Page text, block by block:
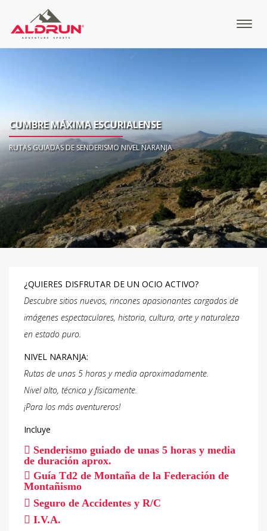
CUMBRE MÁXIMA ESCURIALENSE
RUTAS GUIADAS DE SENDERISMO NIVEL NARANJA
¿QUIERES DISFRUTAR DE UN OCIO ACTIVO?
Descubre sitios nuevos, rincones apasionantes cargados de
imágenes espectaculares, historia, cultura, arte y naturaleza
en estado puro.
NIVEL NARANJA:
Rutas de unas 5 horas y media aproximadamente.
Nivel alto, técnica y físicamente.
¡Para los más aventureros!
Incluye
Senderismo guiado de unas 5 horas y media
de duración aprox.
Guía Td2 de Montaña de la Federación de
Montañismo
Seguro de Accidentes y R/C
I.V.A.